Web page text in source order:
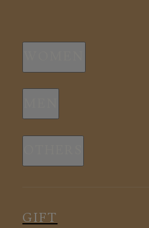
新商品
スリープウェア
ルームウェア
アクセサリー
新商品
ルームウェア
GIFT